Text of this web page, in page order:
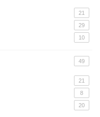
21
29
10
49
21
8
20